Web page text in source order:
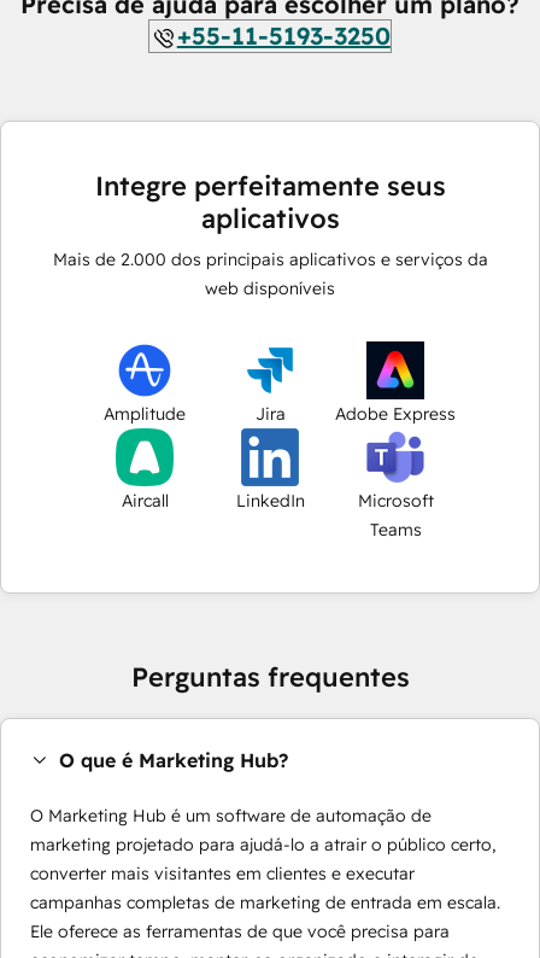
+55-11-5193-3250
Integre perfeitamente seus
aplicativos
Mais de 2.000 dos principais aplicativos e serviços da
web disponíveis
Amplitude Jira Adobe Express
Aircall LinkedIn
Microsoft
Teams
Perguntas frequentes
O que é Marketing Hub?
O Marketing Hub é um software de automação de
marketing projetado para ajudá-lo a atrair o público certo,
converter mais visitantes em clientes e executar
campanhas completas de marketing de entrada em escala.
Ele oferece as ferramentas de que você precisa para